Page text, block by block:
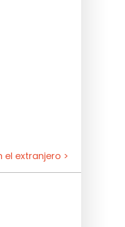
el extranjero >